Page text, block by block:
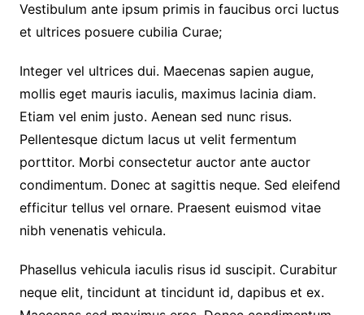
Vestibulum ante ipsum primis in faucibus orci luctus
et ultrices posuere cubilia Curae;
Integer vel ultrices dui. Maecenas sapien augue,
mollis eget mauris iaculis, maximus lacinia diam.
Etiam vel enim justo. Aenean sed nunc risus.
Pellentesque dictum lacus ut velit fermentum
porttitor. Morbi consectetur auctor ante auctor
condimentum. Donec at sagittis neque. Sed eleifend
efficitur tellus vel ornare. Praesent euismod vitae
nibh venenatis vehicula.
Phasellus vehicula iaculis risus id suscipit. Curabitur
neque elit, tincidunt at tincidunt id, dapibus et ex.